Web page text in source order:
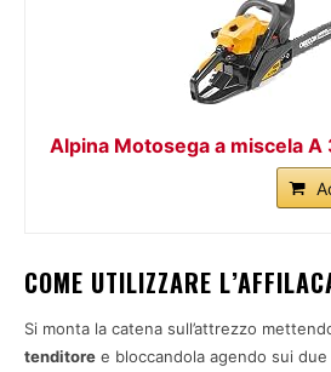
Alpina Motosega a miscela A
COME UTILIZZARE
Si monta la catena sull’attrezzo
tenditore e bloccandola agendo sui